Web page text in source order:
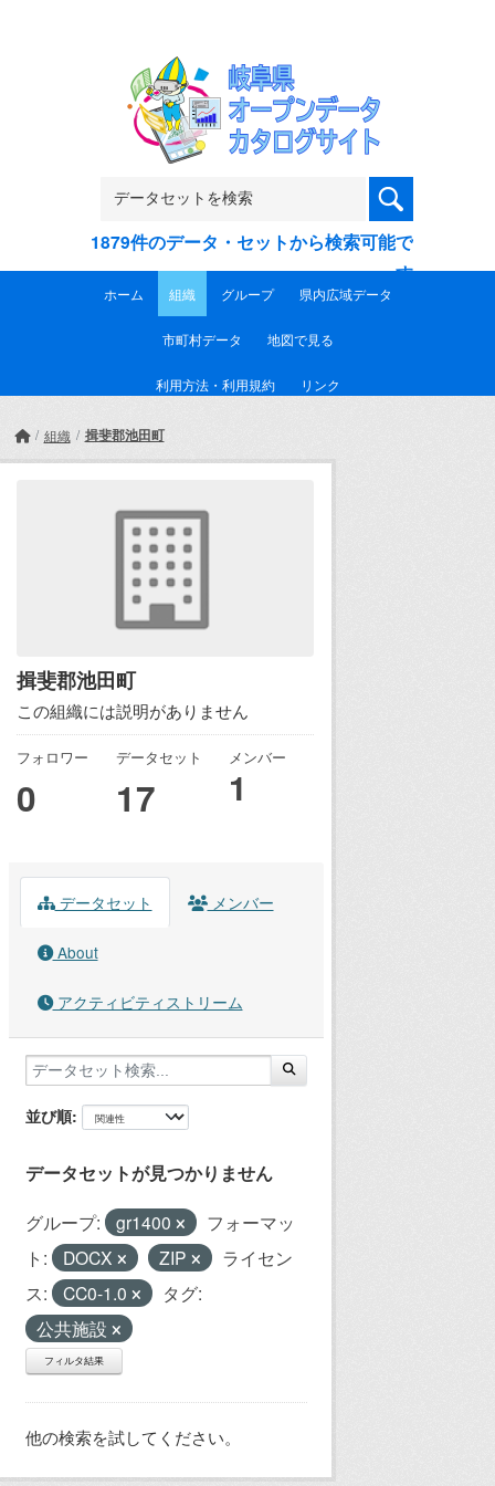
1879件のデータ・セットから検索可能で
す
ホーム 組織 グループ 県内広域データ
市町村データ 地図で見る
利用方法・利用規約 リンク
組織 揖斐郡池田町
揖斐郡池田町
この組織には説明がありません
フォロワー
0
データセット
17
メンバー
1
データセット メンバー
About
アクティビティストリーム
並び順
データセットが見つかりません
グループ: gr1400
フォーマッ
ト:
DOCX ZIP
ライセン
ス:
CC0-1.0
タグ:
公共施設
フィルタ結果
他の検索を試してください。